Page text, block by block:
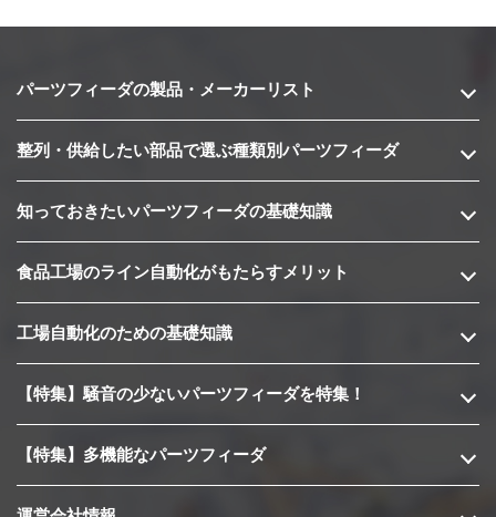
パーツフィーダの製品・メーカーリスト
整列・供給したい部品で選ぶ種類別パーツフィーダ
知っておきたいパーツフィーダの基礎知識
食品工場のライン自動化がもたらすメリット
工場自動化のための基礎知識
【特集】騒音の少ないパーツフィーダを特集！
【特集】多機能なパーツフィーダ